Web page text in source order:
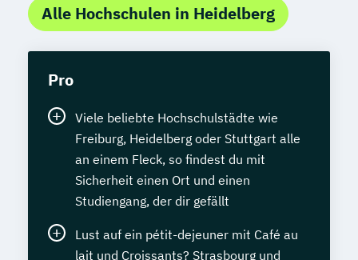
Alle Hochschulen in Heidelberg
Pro
Viele beliebte Hochschulstädte wie
Freiburg, Heidelberg oder Stuttgart alle
an einem Fleck, so findest du mit
Sicherheit einen Ort und einen
Studiengang, der dir gefällt
Lust auf ein pétit-dejeuner mit Café au
lait und Croissants? Strasbourg und